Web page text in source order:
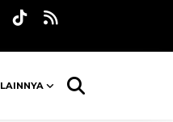
LAINNYA